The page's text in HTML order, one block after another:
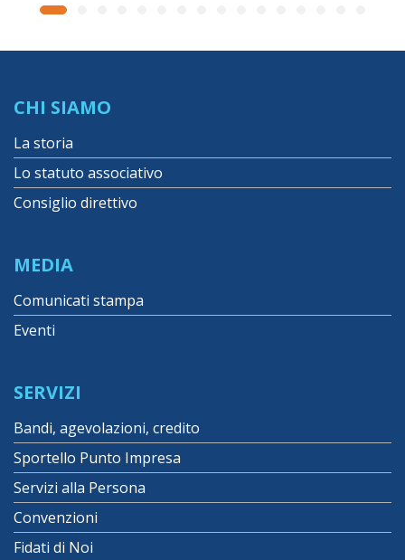
CHI SIAMO
La storia
Lo statuto associativo
Consiglio direttivo
MEDIA
Comunicati stampa
Eventi
SERVIZI
Bandi, agevolazioni, credito
Sportello Punto Impresa
Servizi alla Persona
Convenzioni
Fidati di Noi